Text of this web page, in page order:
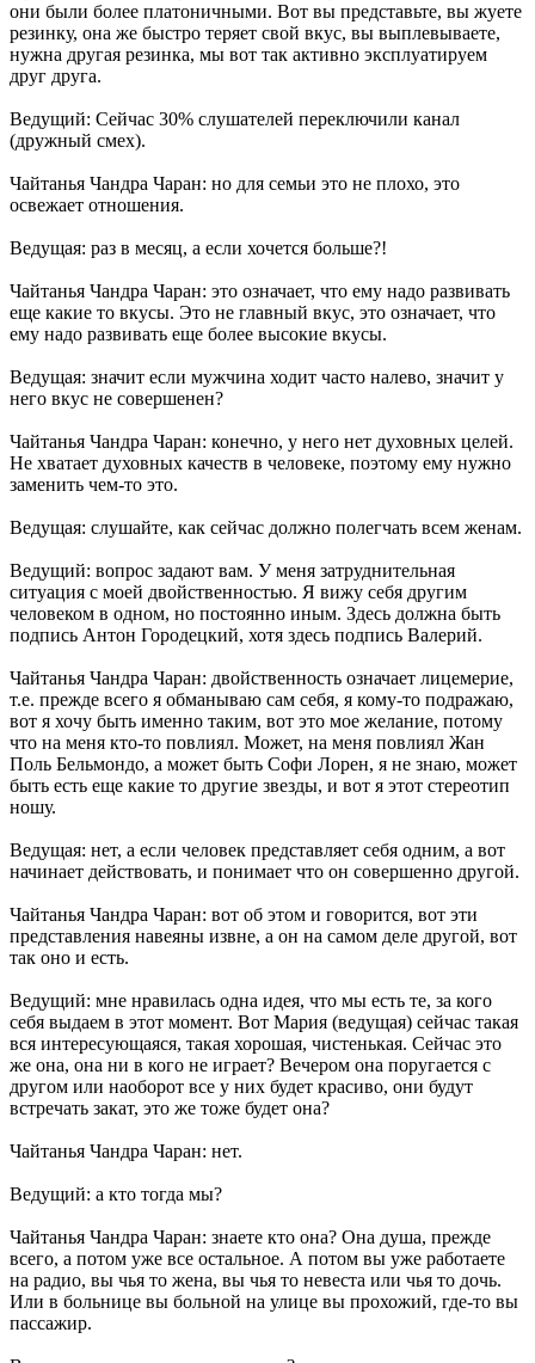
они были более платоничными. Вот вы представьте, вы жуете
резинку, она же быстро теряет свой вкус, вы выплевываете,
нужна другая резинка, мы вот так активно эксплуатируем
друг друга.
Ведущий: Сейчас 30% слушателей переключили канал
(дружный смех).
Чайтанья Чандра Чаран: но для семьи это не плохо, это
освежает отношения.
Ведущая: раз в месяц, а если хочется больше?!
Чайтанья Чандра Чаран: это означает, что ему надо развивать
еще какие то вкусы. Это не главный вкус, это означает, что
ему надо развивать еще более высокие вкусы.
Ведущая: значит если мужчина ходит часто налево, значит у
него вкус не совершенен?
Чайтанья Чандра Чаран: конечно, у него нет духовных целей.
Не хватает духовных качеств в человеке, поэтому ему нужно
заменить чем-то это.
Ведущая: слушайте, как сейчас должно полегчать всем женам.
Ведущий: вопрос задают вам. У меня затруднительная
ситуация с моей двойственностью. Я вижу себя другим
человеком в одном, но постоянно иным. Здесь должна быть
подпись Антон Городецкий, хотя здесь подпись Валерий.
Чайтанья Чандра Чаран: двойственность означает лицемерие,
т.е. прежде всего я обманываю сам себя, я кому-то подражаю,
вот я хочу быть именно таким, вот это мое желание, потому
что на меня кто-то повлиял. Может, на меня повлиял Жан
Поль Бельмондо, а может быть Софи Лорен, я не знаю, может
быть есть еще какие то другие звезды, и вот я этот стереотип
ношу.
Ведущая: нет, а если человек представляет себя одним, а вот
начинает действовать, и понимает что он совершенно другой.
Чайтанья Чандра Чаран: вот об этом и говорится, вот эти
представления навеяны извне, а он на самом деле другой, вот
так оно и есть.
Ведущий: мне нравилась одна идея, что мы есть те, за кого
себя выдаем в этот момент. Вот Мария (ведущая) сейчас такая
вся интересующаяся, такая хорошая, чистенькая. Сейчас это
же она, она ни в кого не играет? Вечером она поругается с
другом или наоборот все у них будет красиво, они будут
встречать закат, это же тоже будет она?
Чайтанья Чандра Чаран: нет.
Ведущий: а кто тогда мы?
Чайтанья Чандра Чаран: знаете кто она? Она душа, прежде
всего, а потом уже все остальное. А потом вы уже работаете
на радио, вы чья то жена, вы чья то невеста или чья то дочь.
Или в больнице вы больной на улице вы прохожий, где-то вы
пассажир.